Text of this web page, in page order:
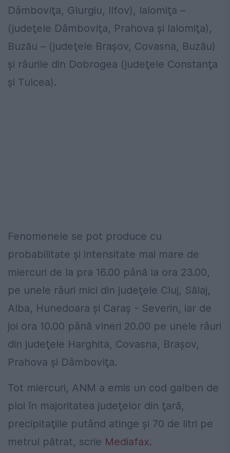
Dâmboviţa, Giurgiu, Ilfov), Ialomiţa –
(judeţele Dâmboviţa, Prahova şi Ialomiţa),
Buzӑu – (judeţele Braşov, Covasna, Buzӑu)
şi râurile din Dobrogea (judeţele Constanţa
şi Tulcea).
Fenomenele se pot produce cu
probabilitate şi intensitate mai mare de
miercuri de la pra 16.00 până la ora 23.00,
pe unele râuri mici din judeţele Cluj, Sӑlaj,
Alba, Hunedoara şi Caraş - Severin, iar de
joi ora 10.00 până vineri 20.00 pe unele râuri
din judeţele Harghita, Covasna, Braşov,
Prahova şi Dâmboviţa.
Tot miercuri, ANM a emis un cod galben de
ploi în majoritatea judeţelor din ţară,
precipitaţiile putând atinge şi 70 de litri pe
metrul pătrat, scrie Mediafax.